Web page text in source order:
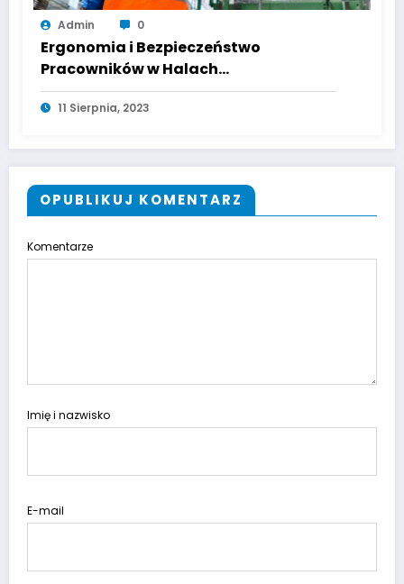
Admin 0
Ergonomia i Bezpieczeństwo
Pracowników w Halach
Produkcyjnych: Tworzenie
Zdrowszych i Bezpieczniejszych
11 Sierpnia, 2023
OPUBLIKUJ KOMENTARZ
Komentarze
Imię i nazwisko
E-mail